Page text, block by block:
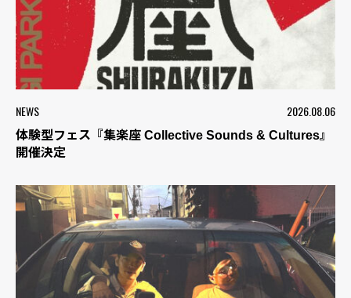
NEWS 2026.08.06
体験型フェス『集楽座 Collective Sounds & Cultures』
開催決定